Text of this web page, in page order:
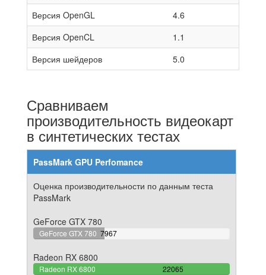
Версия OpenGL
4.6
Версия OpenCL
1.1
Версия шейдеров
5.0
Сравниваем
производительность видеокарт
в синтетических тестах
PassMark GPU Perfomance
Оценка производительности по данным теста
PassMark
GeForce GTX 780
GeForce GTX 780 7967
36.106956718785%
Radeon RX 6800
Radeon RX 6800 22065
100%